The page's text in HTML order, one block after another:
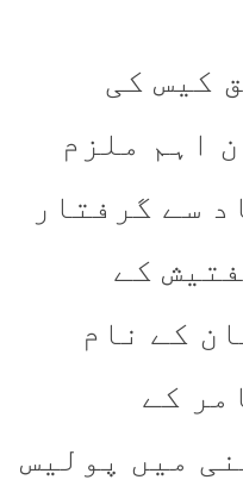
کیس کی
اہم ملزم
سے گرفتار
کے
کے نام
کے
میں پولیس